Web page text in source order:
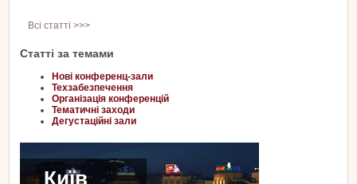
Всі статті >>>
Статті за темами
Нові конференц-зали
Техзабезпечення
Організація конференцій
Тематичні заходи
Дегустаційні зали
Київ